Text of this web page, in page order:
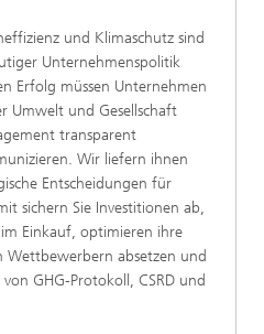
und Klimaschutz sind
Unternehmenspolitik
Erfolg müssen Unternehmen
Umwelt und Gesellschaft
transparent
Wir liefern ihnen
Entscheidungen für
sichern Sie Investitionen ab,
Einkauf, optimieren ihre
Wettbewerbern absetzen und
GHG-Protokoll, CSRD und